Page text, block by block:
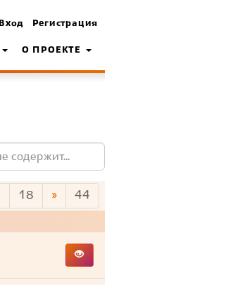
Вход Регистрация
О ПРОЕКТЕ
18 » 44